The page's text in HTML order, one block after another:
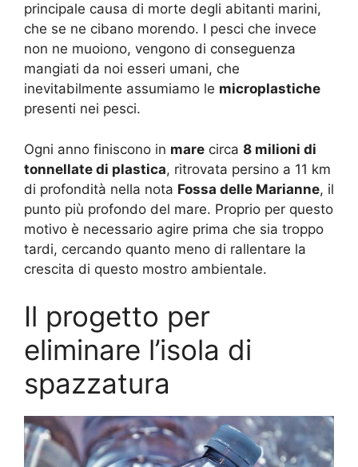
principale causa di morte degli abitanti marini,
che se ne cibano morendo. I pesci che invece
non ne muoiono, vengono di conseguenza
mangiati da noi esseri umani, che
inevitabilmente assumiamo le microplastiche
presenti nei pesci.
Ogni anno finiscono in mare circa 8 milioni di
tonnellate di plastica, ritrovata persino a 11 km
di profondità nella nota Fossa delle Marianne, il
punto più profondo del mare. Proprio per questo
motivo è necessario agire prima che sia troppo
tardi, cercando quanto meno di rallentare la
crescita di questo mostro ambientale.
Il progetto per
eliminare l’isola di
spazzatura